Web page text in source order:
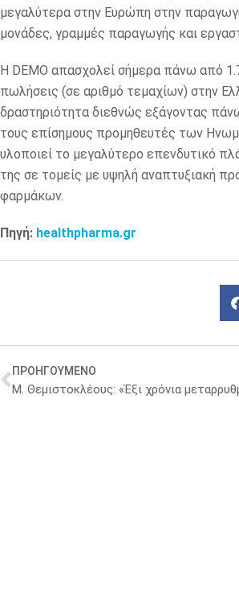
μεγαλύτερα στην Ευρώπη στην
μονάδες, γραμμές παραγωγής και
Η DEMO απασχολεί σήμερα πάνω από
πωλήσεις (σε αριθμό τεμαχίων) στην
δραστηριότητα διεθνώς εξάγοντας
τους επίσημους προμηθευτές των
υλοποιεί το μεγαλύτερο επενδυτικό
της σε τομείς με υψηλή αναπτυξιακή
φαρμάκων.
Πηγή: healthpharma.gr
ΠΡΟΗΓΟΥΜΕΝΟ